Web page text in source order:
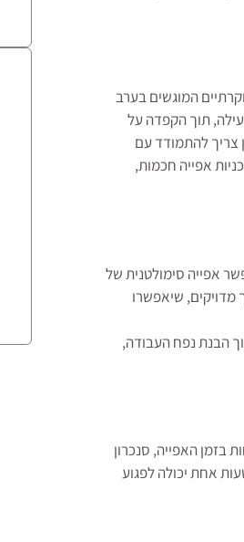
המוגשים בערב
תוך הקפדה על
צריך להתמודד עם
אפייה חכמות,
אפייה סימולטנית של
מדויקים, שיאפשרו
הבנת נפח העבודה,
בזמן האפייה, סנכרון
אחת יכולה לפגוע